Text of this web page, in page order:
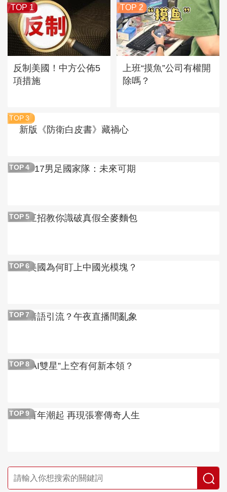
TOP 1
反制美國！中方公佈5
項措施
TOP 2
上班“摸魚”公司有權開
除嗎？
TOP 3
新版《防衛白皮書》藏禍心
TOP 4U17男足國家隊：未來可期
TOP 5三招教你識破真假全麥麵包
TOP 6美國為何盯上中國光模塊？
TOP 7暗語引流？午夜直播間亂象
TOP 8“AI雙星”上空有何新本領？
TOP 9百年潮起 再現張謇傳奇人生